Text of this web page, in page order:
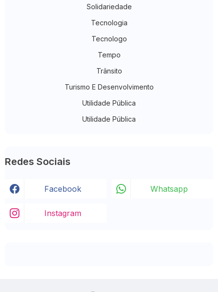
Solidariedade
Tecnologia
Tecnologo
Tempo
Trânsito
Turismo E Desenvolvimento
Utilidade Pública
Utilidade Pública
Redes Sociais
Facebook Whatsapp
Instagram